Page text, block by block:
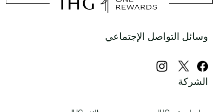
وسائل التواصل الإجتماعي
الشركة